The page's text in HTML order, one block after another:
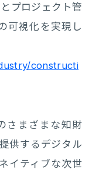
プロジェクト管
可視化を実現し
constructi
さまざまな知財
供するデジタル
イティブな次世